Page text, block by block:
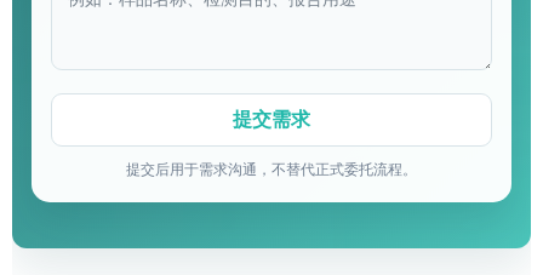
提交后用于需求沟通，不替代正式委托流程。